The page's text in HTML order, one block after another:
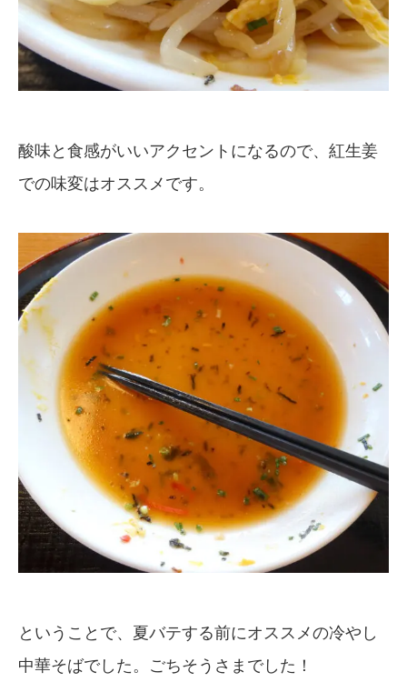
酸味と食感がいいアクセントになるので、紅生姜
での味変はオススメです。
ということで、夏バテする前にオススメの冷やし
中華そばでした。ごちそうさまでした！